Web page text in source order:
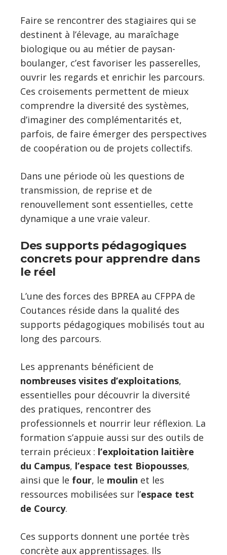
Faire se rencontrer des stagiaires qui se
destinent à l’élevage, au maraîchage
biologique ou au métier de paysan-
boulanger, c’est favoriser les passerelles,
ouvrir les regards et enrichir les parcours.
Ces croisements permettent de mieux
comprendre la diversité des systèmes,
d’imaginer des complémentarités et,
parfois, de faire émerger des perspectives
de coopération ou de projets collectifs.
Dans une période où les questions de
transmission, de reprise et de
renouvellement sont essentielles, cette
dynamique a une vraie valeur.
Des supports pédagogiques
concrets pour apprendre dans
le réel
L’une des forces des BPREA au CFPPA de
Coutances réside dans la qualité des
supports pédagogiques mobilisés tout au
long des parcours.
Les apprenants bénéficient de
nombreuses visites d’exploitations,
essentielles pour découvrir la diversité
des pratiques, rencontrer des
professionnels et nourrir leur réflexion. La
formation s’appuie aussi sur des outils de
terrain précieux : l’exploitation laitière
du Campus, l’espace test Biopousses,
ainsi que le four, le moulin et les
ressources mobilisées sur l’espace test
de Courcy.
Ces supports donnent une portée très
concrète aux apprentissages. Ils